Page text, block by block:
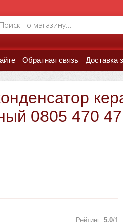
Обратная связь Доставка
0805 470
Рейтинг: 5.0/1